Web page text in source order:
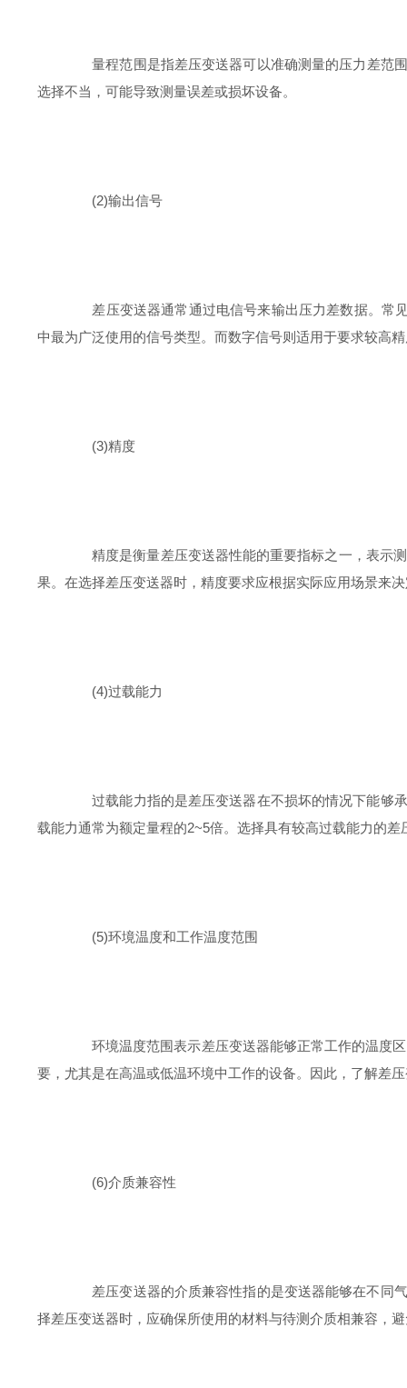
量程范围是指差压变送器可以准确测量的压力差范围
选择不当，可能导致测量误差或损坏设备。
(2)输出信号
差压变送器通常通过电信号来输出压力差数据。常见
中最为广泛使用的信号类型。而数字信号则适用于要求较高
(3)精度
精度是衡量差压变送器性能的重要指标之一，表示测
果。在选择差压变送器时，精度要求应根据实际应用场景来
(4)过载能力
过载能力指的是差压变送器在不损坏的情况下能够承
载能力通常为额定量程的2~5倍。选择具有较高过载能力的
(5)环境温度和工作温度范围
环境温度范围表示差压变送器能够正常工作的温度区
要，尤其是在高温或低温环境中工作的设备。因此，了解差
(6)介质兼容性
差压变送器的介质兼容性指的是变送器能够在不同气
择差压变送器时，应确保所使用的材料与待测介质相兼容，